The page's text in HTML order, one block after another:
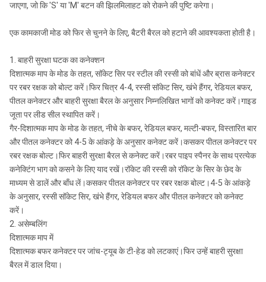
जाएगा, जो कि 'S' या 'M' बटन की झिलमिलाहट को रोकने की पुष्टि करेगा।
एक कामकाजी मोड को फिर से चुनने के लिए, बैटरी बैरल को हटाने की आवश्यकता होती है।
1. बाहरी सुरक्षा घटक का कनेक्शन
दिशात्मक माप के मोड के तहत, सॉकेट सिर पर स्टील की रस्सी को बांधें और ब्रास कनेक्टर
पर रबर रक्षक को बोल्ट करें।फिर चित्र 4-4, रस्सी सॉकेट सिर, खंभे हैंगर, रेडियल बफर,
पीतल कनेक्टर और बाहरी सुरक्षा बैरल के अनुसार निम्नलिखित भागों को कनेक्ट करें।गाइड
जूता पर लीड सील स्थापित करें।
गैर-दिशात्मक माप के मोड के तहत, नीचे के बफर, रेडियल बफर, मल्टी-बफर, विस्तारित बार
और पीतल कनेक्टर को 4-5 के आंकड़े के अनुसार कनेक्ट करें।कसकर पीतल कनेक्टर पर
रबर रक्षक बोल्ट।फिर बाहरी सुरक्षा बैरल से कनेक्ट करें।रबर पाइप स्पैनर के साथ प्रत्येक
कनेक्टिंग भाग को कसने के लिए याद रखें।रॉकेट की रस्सी को रॉकेट के सिर के छेद के
माध्यम से डालें और बाँध लें।कसकर पीतल कनेक्टर पर रबर रक्षक बोल्ट।4-5 के आंकड़े
के अनुसार, रस्सी सॉकेट सिर, खंभे हैंगर, रेडियल बफर और पीतल कनेक्टर को कनेक्ट
करें।
2. असेम्बलिंग
दिशात्मक माप में
दिशात्मक बफर कनेक्टर पर जांच-ट्यूब के टी-हेड को लटकाएं।फिर उन्हें बाहरी सुरक्षा
बैरल में डाल दिया।